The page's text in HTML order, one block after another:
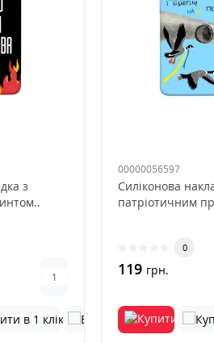
з
00000056597
Силіконова
патріотичним
0
119 грн.